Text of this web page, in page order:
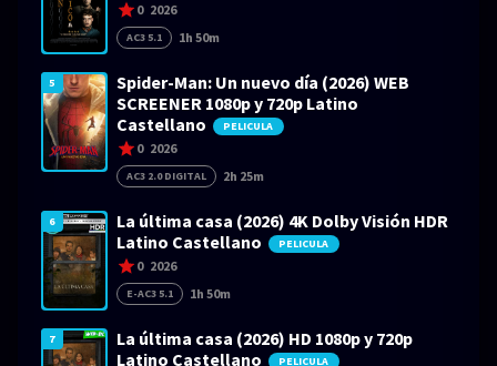
0 2026
AC3 5.1 1h 50m
5
Spider-Man: Un nuevo día (2026) WEB
SCREENER 1080p y 720p Latino
Castellano
PELICULA
0 2026
AC3 2.0 DIGITAL 2h 25m
6
La última casa (2026) 4K Dolby Visión HDR
Latino Castellano
PELICULA
0 2026
E-AC3 5.1 1h 50m
7
La última casa (2026) HD 1080p y 720p
Latino Castellano
PELICULA